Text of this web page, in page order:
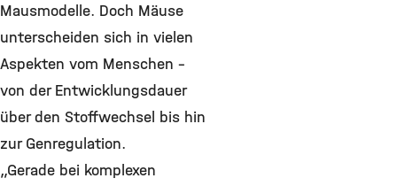
Mausmodelle. Doch Mäuse
unterscheiden sich in vielen
Aspekten vom Menschen –
von der Entwicklungsdauer
über den Stoffwechsel bis hin
zur Genregulation.
„Gerade bei komplexen